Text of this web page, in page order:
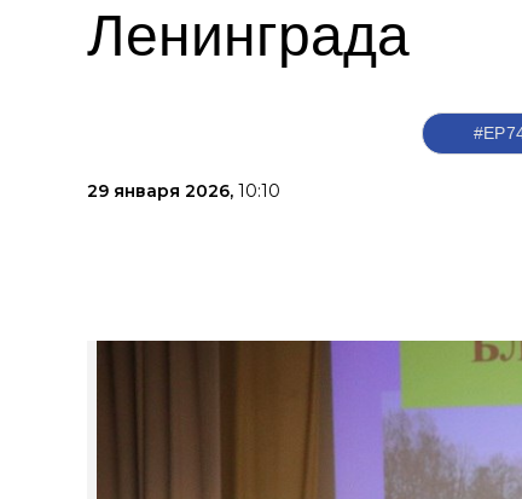
Ленинграда
29 января 2026, 10:10